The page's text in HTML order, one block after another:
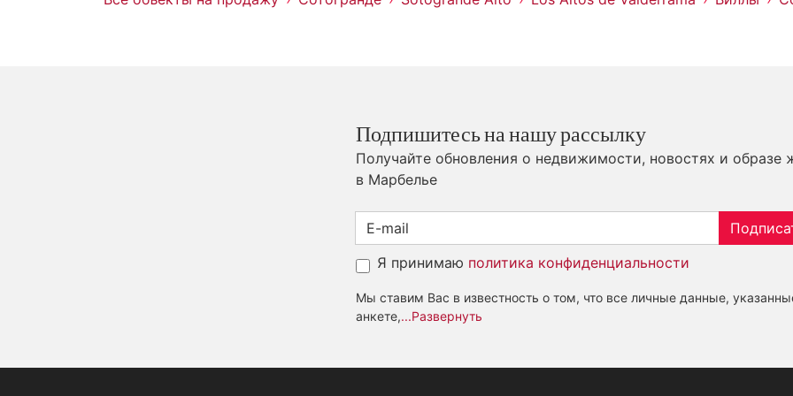
Подпишитесь на нашу рассылку
Получайте обновления о недвижимости, новостях и образе
в Марбелье
Я принимаю политика конфиденциальности
Мы ставим Вас в известность о том, что все личные данные,
анкете,...Развернуть